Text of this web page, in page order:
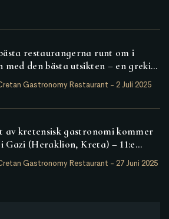
restaurangerna runt om i
med den bästa utsikten – en grekisk
Gastronomy Restaurant - 2 Juli 2025
av kretensisk gastronomi kommer
Gazi (Heraklion, Kreta) – 11:e
Matfestivalen
Gastronomy Restaurant - 27 Juni 2025